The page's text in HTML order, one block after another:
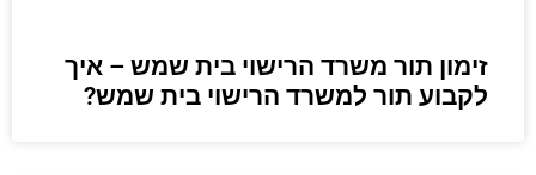
זימון תור משרד הרישוי בית שמש – איך
לקבוע תור למשרד הרישוי בית שמש?